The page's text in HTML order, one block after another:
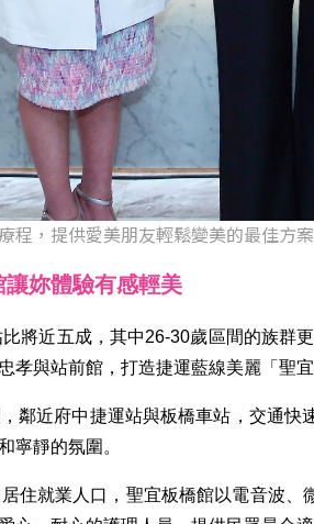
，提供愛美朋友輕鬆變美的最佳方
妳體驗有感輕美
將近五成，其中26-30歲區間的族群
與站前館，打造捷運藍線美麗「聖
鄰近府中捷運站與板橋車站，交通
寧靜的氛圍。
住就業人口，聖宜板橋館以電音波